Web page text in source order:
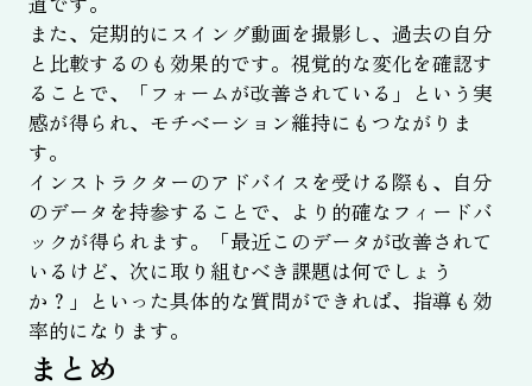
また、定期的にスイング動画を撮影し、過去の自分
と比較するのも効果的です。視覚的な変化を確認す
ることで、「フォームが改善されている」という実
感が得られ、モチベーション維持にもつながりま
す。
インストラクターのアドバイスを受ける際も、自分
のデータを持参することで、より的確なフィードバ
ックが得られます。「最近このデータが改善されて
いるけど、次に取り組むべき課題は何でしょう
か？」といった具体的な質問ができれば、指導も効
率的になります。
まとめ